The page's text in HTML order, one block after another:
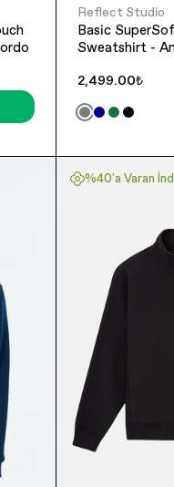
Reflect Studio
Basic
Sweatshirt -
2,499.00₺
%40'a Varan